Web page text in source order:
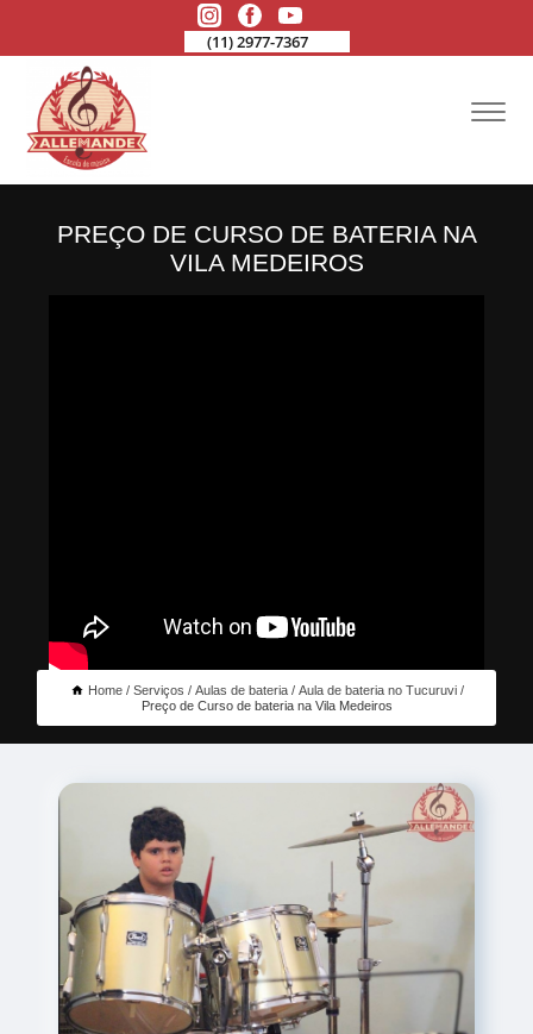
(11) 2977-7367
PREÇO DE CURSO DE BATERIA NA
VILA MEDEIROS
Home Serviços Aulas de bateria
Aula de bateria no Tucuruvi
Preço de Curso de bateria na Vila Medeiros